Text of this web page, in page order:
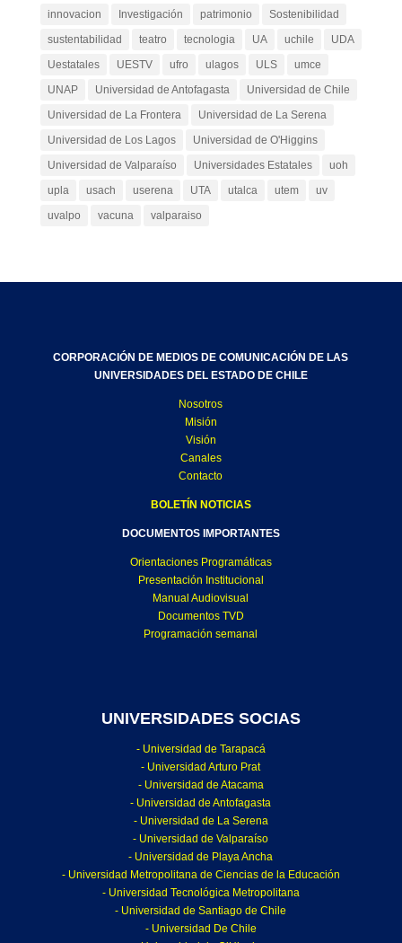
innovacion
Investigación patrimonio
Sostenibilidad
sustentabilidad
teatro tecnologia UA uchile
UDA
Uestatales
UESTV ufro ulagos ULS
umce
UNAP
Universidad de Antofagasta
Universidad de Chile
Universidad de La Frontera
Universidad de La Serena
Universidad de Los Lagos
Universidad de O'Higgins
Universidad de Valparaíso
Universidades Estatales
uoh
upla
usach userena UTA utalca utem
uv
uvalpo
vacuna valparaiso
CORPORACIÓN DE MEDIOS DE COMUNICACIÓN DE LAS
UNIVERSIDADES DEL ESTADO DE CHILE
Nosotros
Misión
Visión
Canales
Contacto
BOLETÍN NOTICIAS
DOCUMENTOS IMPORTANTES
Orientaciones Programáticas
Presentación Institucional
Manual Audiovisual
Documentos TVD
Programación semanal
UNIVERSIDADES SOCIAS
- Universidad de Tarapacá
- Universidad Arturo Prat
- Universidad de Atacama
- Universidad de Antofagasta
- Universidad de La Serena
- Universidad de Valparaíso
- Universidad de Playa Ancha
- Universidad Metropolitana de Ciencias de la Educación
- Universidad Tecnológica Metropolitana
- Universidad de Santiago de Chile
- Universidad De Chile